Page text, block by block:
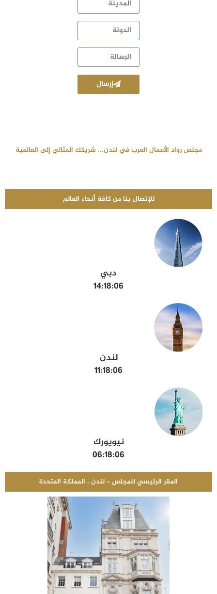
إرسال
مجلس رواد الأعمال العرب في لندن... شريكك المثالي إلى العالمية
للإتصال بنا من كافة أنحاء العالم
نيويورك
06:18:07
لندن
11:18:07
دبي
14:18:07
المقر الرئيسي للمجلس - لندن ، المملكة المتحدة